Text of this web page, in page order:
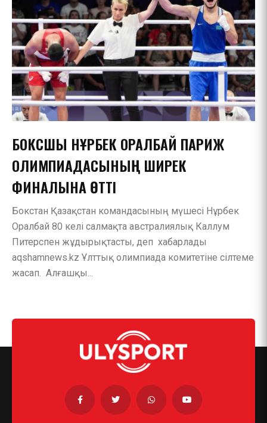
БОКСШЫ НҰРБЕК ОРАЛБАЙ ПАРИЖ
ОЛИМПИАДАСЫНЫҢ ШИРЕК
ФИНАЛЫНА ӨТТІ
Бокстан Қазақстан командасының мүшесі Нұрбек
Оралбай 80 келі салмақта австралиялық Каллум
Питерспен жұдырықтасты, деп хабарлады
aqshamnews.kz Ұлттық олимпиада комитетіне сілтеме
жасап. Алғашқы...